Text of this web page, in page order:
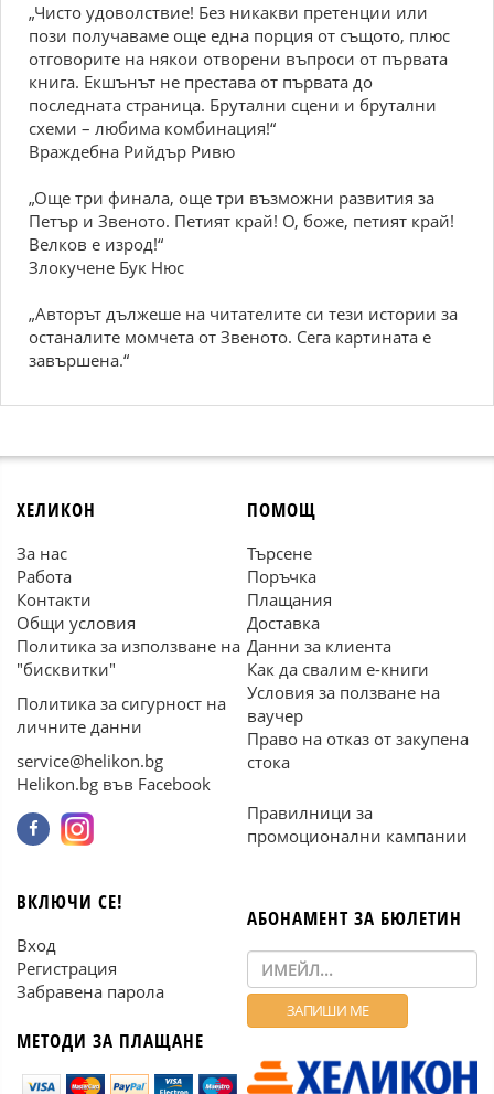
„Чисто удоволствие! Без никакви претенции или
пози получаваме още една порция от същото, плюс
отговорите на някои отворени въпроси от първата
книга. Екшънът не престава от първата до
последната страница. Брутални сцени и брутални
схеми – любима комбинация!“
Враждебна Рийдър Ривю
„Още три финала, още три възможни развития за
Петър и Звеното. Петият край! О, боже, петият край!
Велков е изрод!“
Злокучене Бук Нюс
„Авторът дължеше на читателите си тези истории за
останалите момчета от Звеното. Сега картината е
завършена.“
ХЕЛИКОН
За нас
Работа
Контакти
Общи условия
Политика за използване на
"бисквитки"
Политика за сигурност на
личните данни
service@helikon.bg
Helikon.bg във Facebook
ПОМОЩ
Търсене
Поръчка
Плащания
Доставка
Данни за клиента
Как да свалим е-книги
Условия за ползване на
ваучер
Право на отказ от закупена
стока
Правилници за
промоционални кампании
ВКЛЮЧИ СЕ!
Вход
Регистрация
Забравена парола
МЕТОДИ ЗА ПЛАЩАНЕ
АБОНАМЕНТ ЗА БЮЛЕТИН